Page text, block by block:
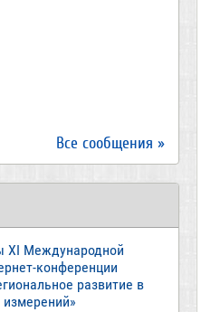
Все сообщения »
XI Международной
конференции
развитие в
измерений»